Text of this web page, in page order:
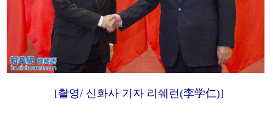
[촬영/ 신화사 기자 리쉐런(李学仁)]